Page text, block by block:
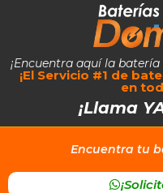
¡Encuentra aquí la
¡El Servicio #1 de
en
¡Llama
Encuentra tu